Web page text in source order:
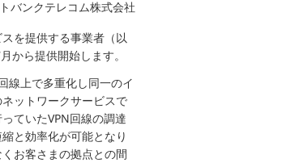
バンクテレコム株式会社
を提供する事業者（以
から提供開始します。
線上で多重化し同一のイ
ットワークサービスで
ていたVPN回線の調達
と効率化が可能となり
お客さまの拠点との間